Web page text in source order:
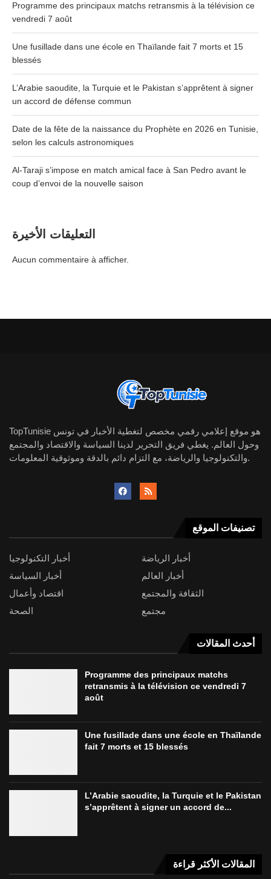
Programme des principaux matchs retransmis à la télévision ce
vendredi 7 août
Une fusillade dans une école en Thaïlande fait 7 morts et 15
blessés
L’Arabie saoudite, la Turquie et le Pakistan s’apprêtent à signer
un accord de défense commun
Date de la fête de la naissance du Prophète en 2026 en Tunisie,
selon les calculs astronomiques
Al-Taraji s’impose en match amical face à San Pedro avant le
coup d’envoi de la nouvelle saison
التعليقات الأخيرة
Aucun commentaire à afficher.
TopTunisie هو موقع إعلامي رقمي مخصص لتغطية الأخبار في تونس
وحول العالم. يغطي فريق التحرير لدينا السياسة والاقتصاد والمجتمع
والتكنولوجيا والرياضة، مع التزام دائم بالدقة وموثوقية المعلومات.
تصنيفات الموقع
أخبار التكنولوجيا
أخبار الرياضة
أخبار السياسة
أخبار العالم
اقتصاد وأعمال
الثقافة والمجتمع
الصحة
مجتمع
أحدث المقالات
Programme des principaux matchs
retransmis à la télévision ce vendredi 7
août
Une fusillade dans une école en Thaïlande
fait 7 morts et 15 blessés
L’Arabie saoudite, la Turquie et le Pakistan
s’apprêtent à signer un accord de...
المقالات الأكثر قراءة